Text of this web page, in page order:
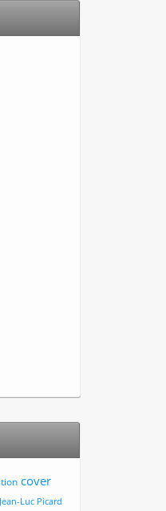
cover
Jean-Luc Picard